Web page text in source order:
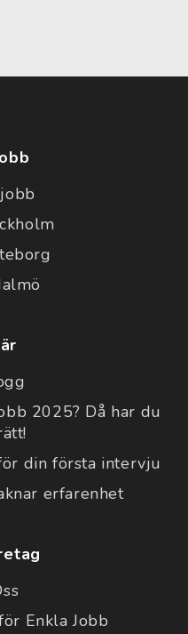
2025? Då har du
din första intervju
erfarenhet
Enkla Jobb